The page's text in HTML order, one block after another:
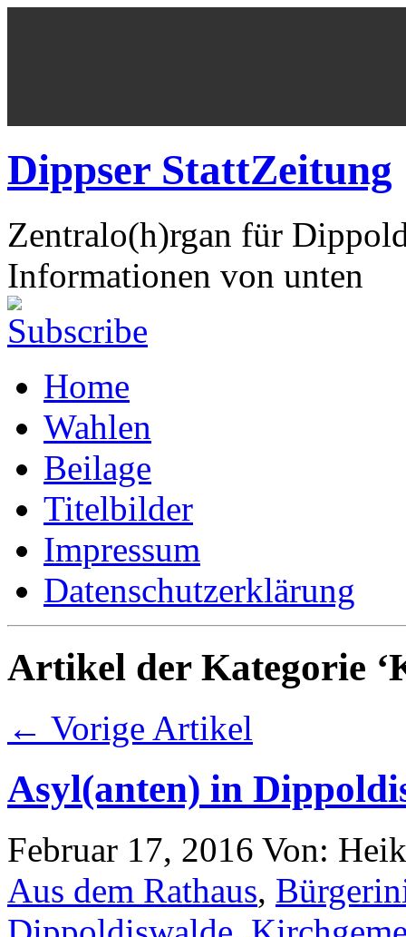
Dippser StattZeitung
Zentralo(h)rgan für
Informationen von unten
Home
Wahlen
Beilage
Titelbilder
Impressum
Datenschutzerklärung
Artikel der Kategorie
← Vorige Artikel
Asyl(anten) in
Februar 17, 2016 Von:
Aus dem Rathaus,